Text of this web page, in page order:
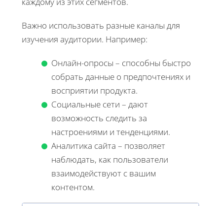
Важно использовать разные каналы для
изучения аудитории. Например:
Онлайн-опросы – способны быстро
собрать данные о предпочтениях и
восприятии продукта.
Социальные сети – дают
возможность следить за
настроениями и тенденциями.
Аналитика сайта – позволяет
наблюдать, как пользователи
взаимодействуют с вашим
контентом.